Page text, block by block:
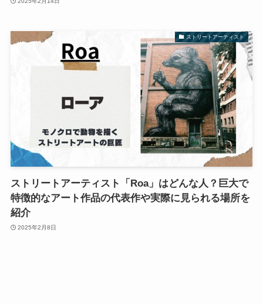
ストリートアーティスト
ストリートアーティスト「Roa」はどんな人？巨大で
特徴的なアート作品の代表作や実際に見られる場所を
紹介
2025年2月8日